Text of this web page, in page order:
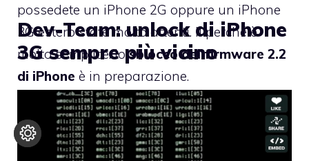
possedete un iPhone 2G oppure un iPhone
3G estero state molto attenti. Il perché è
molto semplice: losblocco del firmware 2.2
di iPhone è in preparazione.
Dev-Team: unlock di iPhone
3G sempre più vicino